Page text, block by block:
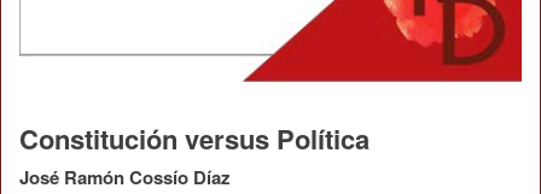
Constitución versus Política
José Ramón Cossío Díaz